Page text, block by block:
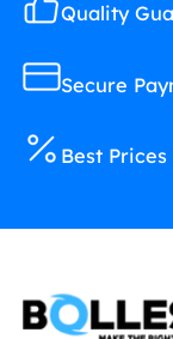
Quality
Secure
Best